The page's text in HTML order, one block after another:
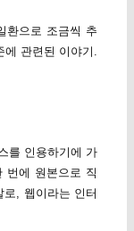
환으로 조금씩 추
관련된 이야기.
를 인용하기에 가
번에 원본으로 직
, 웹이라는 인터